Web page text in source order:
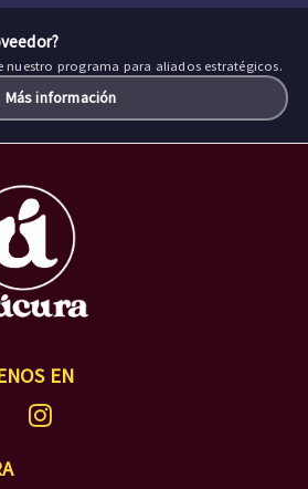
nuestro programa para aliados estratégicos.
Más información
EN